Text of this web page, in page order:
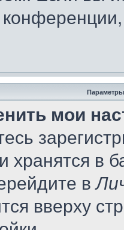
Параметры
мои
хранятся в
в
вверху